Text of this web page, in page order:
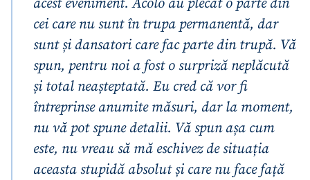
cei care nu sunt în trupa permanentă, dar
sunt și dansatori care fac parte din trupă. Vă
spun, pentru noi a fost o surpriză neplăcută
și total neașteptată. Eu cred că vor fi
întreprinse anumite măsuri, dar la moment,
nu vă pot spune detalii. Vă spun așa cum
este, nu vreau să mă eschivez de situația
aceasta stupidă absolut și care nu face față